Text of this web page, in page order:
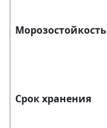
Морозостойкость
Срок хранения